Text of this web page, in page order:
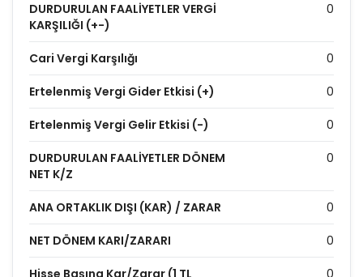
DURDURULAN FAALİYETLER VERGİ
KARŞILIĞI (+-)
0
Cari Vergi Karşılığı 0
Ertelenmiş Vergi Gider Etkisi (+) 0
Ertelenmiş Vergi Gelir Etkisi (-) 0
DURDURULAN FAALİYETLER DÖNEM
NET K/Z
0
ANA ORTAKLIK DIŞI (KAR) / ZARAR 0
NET DÖNEM KARI/ZARARI 0
Hisse Başına Kar/Zarar (1 TL
0